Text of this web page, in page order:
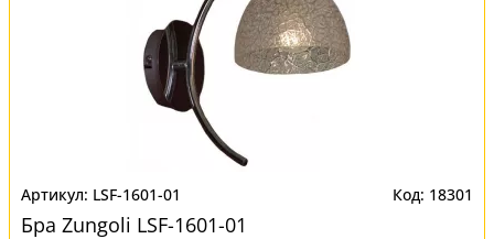
LSF-1601-01 18301
Бра Zungoli LSF-1601-01